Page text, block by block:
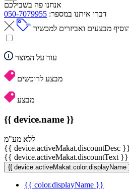
אנחנו פה בשבילכם
דברו איתנו במספר: 050-7079955
מבצעים ואביזרים למכשיר
עוד על המוצר
מבצע לרוכשים
מבצע
{{ device.name }}
ללא מע"מ
{{ device.activeMakat.discountDesc
{{ device.activeMakat.discountText }}
{{ device.activeMakat.color.displayName
{{ color.displayName }}